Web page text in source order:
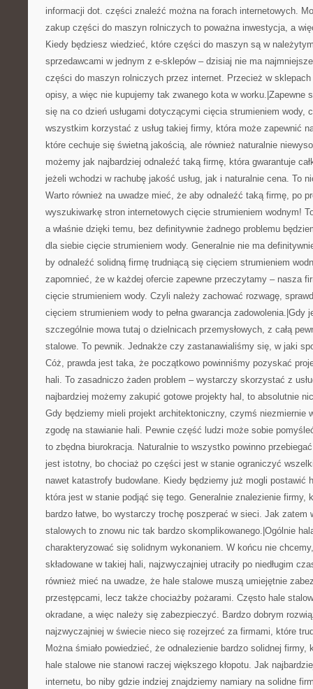
informacji dot. części znaleźć można na forach internetowych.
zakup części do maszyn rolniczych to poważna inwestycja, a
Kiedy będziesz wiedzieć, które części do maszyn są w
sprzedawcami w jednym z e-sklepów – dzisiaj nie ma
części do maszyn rolniczych przez internet. Przecież w
opisy, a więc nie kupujemy tak zwanego kota w worku.|Zapewne
się na co dzień usługami dotyczącymi cięcia strumieniem wody,
wszystkim korzystać z usług takiej firmy, która może zapewnić
które cechuje się świetną jakością, ale również naturalnie
możemy jak najbardziej odnaleźć taką firmę, która gwarantuje
jeżeli wchodzi w rachubę jakość usług, jak i naturalnie cena. To
Warto również na uwadze mieć, że aby odnaleźć taką firmę, po
wyszukiwarkę stron internetowych cięcie strumieniem wodnym!
a właśnie dzięki temu, bez definitywnie żadnego problemu
dla siebie cięcie strumieniem wody. Generalnie nie ma
by odnaleźć solidną firmę trudniącą się cięciem strumieniem
zapomnieć, że w każdej ofercie zapewne przeczytamy – nasza
cięcie strumieniem wody. Czyli należy zachować rozwagę,
cięciem strumieniem wody to pełna gwarancja zadowolenia.|Gdy
szczególnie mowa tutaj o dzielnicach przemysłowych, z całą
stalowe. To pewnik. Jednakże czy zastanawialiśmy się, w jaki
Cóż, prawda jest taka, że początkowo powinniśmy pozyskać
hali. To zasadniczo żaden problem – wystarczy skorzystać z
najbardziej możemy zakupić gotowe projekty hal, to absolutnie
Gdy będziemy mieli projekt architektoniczny, czymś niezmiernie
zgodę na stawianie hali. Pewnie część ludzi może sobie
to zbędna biurokracja. Naturalnie to wszystko powinno
jest istotny, bo chociaż po części jest w stanie ograniczyć
nawet katastrofy budowlane. Kiedy będziemy już mogli postawić
która jest w stanie podjąć się tego. Generalnie znalezienie firmy,
bardzo łatwe, bo wystarczy trochę poszperać w sieci. Jak zatem
stalowych to znowu nic tak bardzo skomplikowanego.|Ogólnie
charakteryzować się solidnym wykonaniem. W końcu nie
składowane w takiej hali, najzwyczajniej utraciły po niedługim
również mieć na uwadze, że hale stalowe muszą umiejętnie
przestępcami, lecz także chociażby pożarami. Często hale
okradane, a więc należy się zabezpieczyć. Bardzo dobrym
najzwyczajniej w świecie nieco się rozejrzeć za firmami, które
Można śmiało powiedzieć, że odnalezienie bardzo solidnej firmy,
hale stalowe nie stanowi raczej większego kłopotu. Jak
internetu, bo niby gdzie indziej znajdziemy namiary na solidne